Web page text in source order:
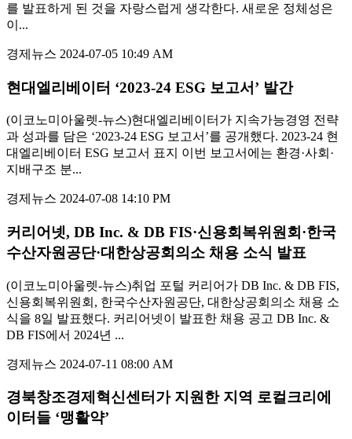
를 발표하게 된 것을 자랑스럽게 생각한다. 새로운 정체성은
이...
경제뉴스 2024-07-05 10:49 AM
현대엘리베이터 ‘2023-24 ESG 보고서’ 발간
(이코노미아울렛-뉴스)현대엘리베이터가 지속가능경영 전략
과 성과를 담은 ‘2023-24 ESG 보고서’를 공개했다. 2023-24 현
대엘리베이터 ESG 보고서 표지 이번 보고서에는 환경·사회·
지배구조 분...
경제뉴스 2024-07-08 14:10 PM
커리어넷, DB Inc. & DB FIS·신용회복위원회·한국
수산자원공단·대한상공회의소 채용 소식 발표
(이코노미아울렛-뉴스)취업 포털 커리어가 DB Inc. & DB FIS,
신용회복위원회, 한국수산자원공단, 대한상공회의소 채용 소
식을 8일 발표했다. 커리어넷이 발표한 채용 공고 DB Inc. &
DB FIS에서 2024년 ...
경제뉴스 2024-07-11 08:00 AM
경북창조경제혁신센터가 지원한 지역 로컬크리에
이터들 ‘맹활약’